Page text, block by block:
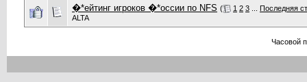
�*ейтинг игроков �*оссии по NFS ( 1 2 3
Последняя
ALTA
Часовой